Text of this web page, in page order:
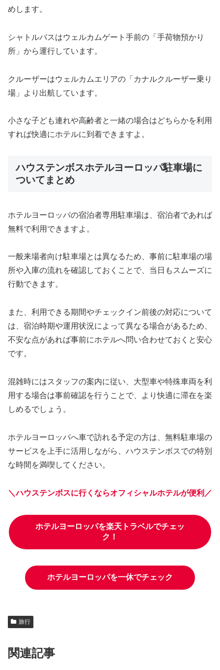
めします。
シャトルバスはウェルカムゲート手前の「手荷物預かり
所」から運行しています。
クルーザーはウェルカムエリアの「カナルクルーザー乗り
場」より出航しています。
小さな子ども連れや高齢者と一緒の場合はどちらかを利用
すれば快適にホテルに到着できますよ。
ハウステンボスホテルヨーロッパ駐車場に
ついてまとめ
ホテルヨーロッパの宿泊者専用駐車場は、宿泊者であれば
無料で利用できますよ。
一般来場者向け駐車場とは異なるため、事前に駐車場の場
所や入庫の流れを確認しておくことで、当日もスムーズに
行動できます。
また、利用できる期間やチェックイン前後の対応について
は、宿泊時期や運用状況によって異なる場合があるため、
不安な点があれば事前にホテルへ問い合わせておくと安心
です。
混雑時にはスタッフの案内に従い、大型車や特殊車両を利
用する場合は事前確認を行うことで、より快適に滞在を楽
しめるでしょう。
ホテルヨーロッパへ車で訪れる予定の方は、無料駐車場の
サービスを上手に活用しながら、ハウステンボスでの特別
な時間を満喫してください。
＼ハウステンボスに行くならオフィシャルホテルが便利／
ホテルヨーロッパを楽天トラベルでチェッ
ク！
ホテルヨーロッパを一休でチェック
旅行
関連記事